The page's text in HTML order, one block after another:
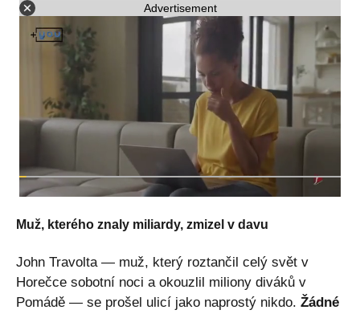
Advertisement
Muž, kterého znaly miliardy, zmizel v davu
John Travolta — muž, který roztančil celý svět v
Horečce sobotní noci a okouzlil miliony diváků v
Pomádě — se prošel ulicí jako naprostý nikdo. Žádné